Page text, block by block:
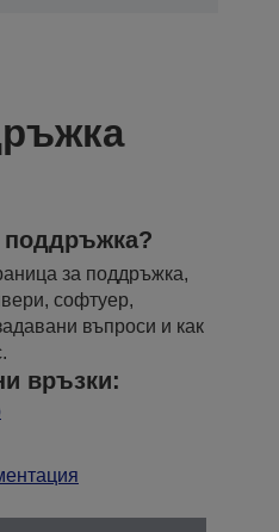
поддръжка?
за поддръжка,
софтуер,
въпроси и как
връзки: